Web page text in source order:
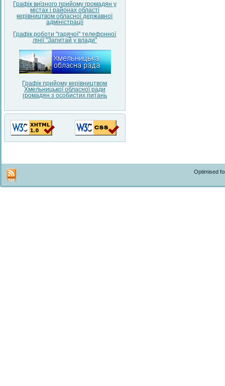
Графік виїзного прийому громадян у
містах і районах області
керівництвом обласної державної
адміністрації
Графік роботи "гарячої" телефонної
лінії "Запитай у влади"
Графік прийому керівництвом
Хмельницької обласної ради
громадян з особистих питань
Optimised